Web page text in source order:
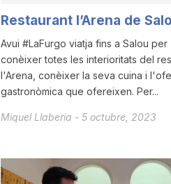
Restaurant l’Arena de
Avui #LaFurgo viatja fins a Salou per
conèixer totes les interioritats del
l'Arena, conèixer la seva cuina i
gastronòmica que ofereixen. Per...
Miquel Llaberia - 5 octubre, 2023